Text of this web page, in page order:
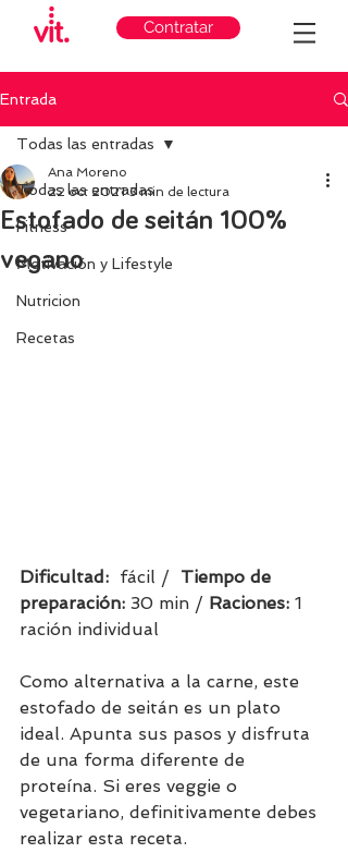
Contratar
Entrada
Todas las entradas
Fitness
Motivación y Lifestyle
Nutricion
Recetas
Todas las entradas
Estofado de seitán 100%
vegano
Ana Moreno
22 oct 2021 3 min de lectura
Dificultad: fácil / Tiempo de
preparación: 30 min / Raciones: 1
ración individual
Como alternativa a la carne, este
estofado de seitán es un plato
ideal. Apunta sus pasos y disfruta
de una forma diferente de
proteína. Si eres veggie o
vegetariano, definitivamente debes
realizar esta receta.